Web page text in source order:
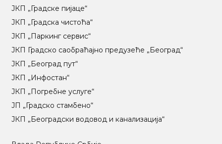
ЈКП „Градске пијаце“
ЈКП „Градска чистоћа“
ЈКП „Паркинг сервис“
ЈКП Градско саобраћајно предузеће „Београд“
ЈКП „Београд пут“
ЈКП „Инфостан“
ЈКП „Погребне услуге“
ЈП „Градско стамбено“
ЈКП „Београдски водовод и канализација“